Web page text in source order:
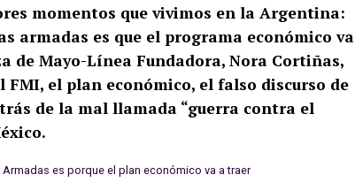
momentos que vivimos en la Argentina:
armadas es que el programa económico va
de Mayo-Línea Fundadora, Nora Cortiñas,
FMI, el plan económico, el falso discurso de
de la mal llamada “guerra contra el